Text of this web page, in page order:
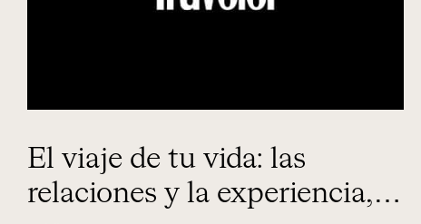
El viaje de tu vida: las
relaciones y la experiencia, el